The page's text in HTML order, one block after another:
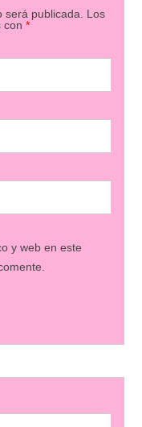
publicada.
Los
con *
y web en este